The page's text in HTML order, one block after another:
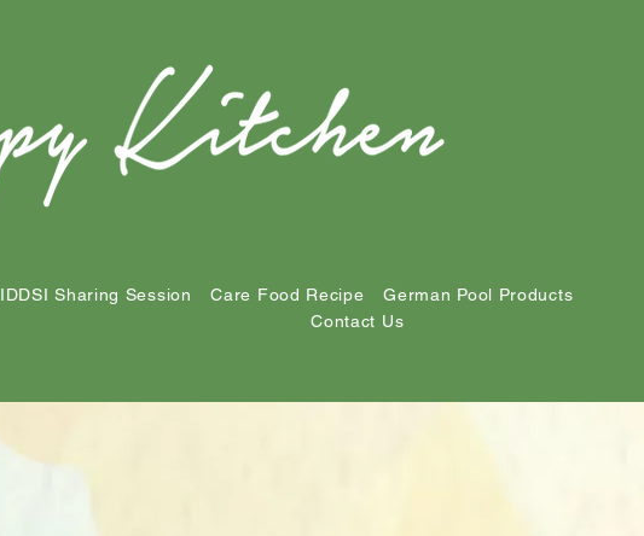
IDDSI Sharing Session Care Food Recipe
German Pool Products
Contact Us